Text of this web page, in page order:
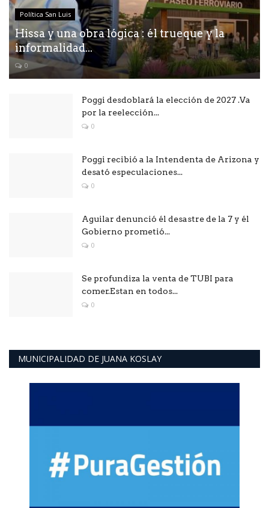
Política San Luis
Hissa y una obra lógica : él trueque y la
informalidad...
0
Poggi desdoblará la elección de 2027 .Va
por la reelección...
0
Poggi recibió a la Intendenta de Arizona y
desató especulaciones...
0
Aguilar denunció él desastre de la 7 y él
Gobierno prometió...
0
Se profundiza la venta de TUBI para
comer.Estan en todos...
0
MUNICIPALIDAD DE JUANA KOSLAY